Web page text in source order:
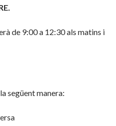
de 9:00 a 12:30 als matins i
següent manera: